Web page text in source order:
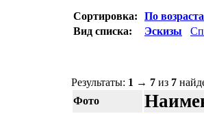
Сортировка:
По
Вид списка:
Эскизы
Результаты: 1 → 7 из 7
Фото